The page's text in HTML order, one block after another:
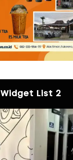
Widget List 2